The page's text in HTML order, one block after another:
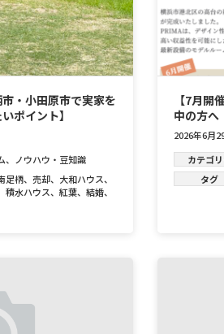
・小田原市で実家を
ポイント】
、
ノウハウ・豆知識
足柄、 売却、 大和ハウス、
積水ハウス、 紅葉、 結婚、
【7月開
中の方へ
2026年6月
カテゴ
タグ